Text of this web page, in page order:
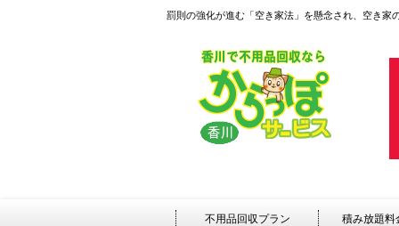
罰則の強化が進む「空き家法」を懸念され、空き
不用品回収プラン 積み放題料